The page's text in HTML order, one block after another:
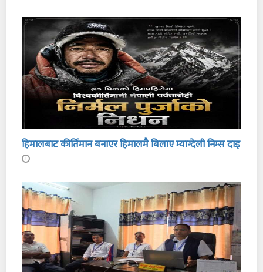
हिमालबाट कीर्तिमान बनाएर हिमालमै बिलाए म्याग्देली निम्स दाइ